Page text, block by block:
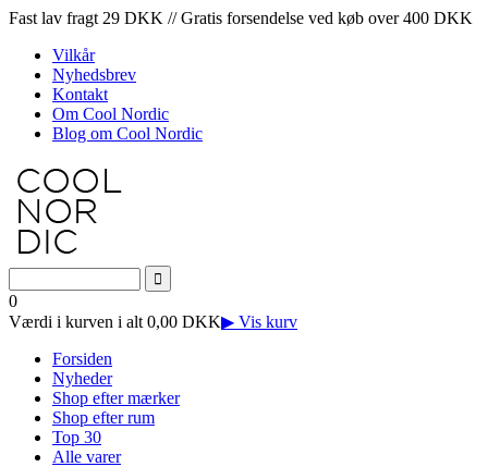
Fast lav fragt 29 DKK // Gratis forsendelse ved køb over 400 DKK
Vilkår
Nyhedsbrev
Kontakt
Om Cool Nordic
Blog om Cool Nordic
0
Værdi i kurven i alt 0,00 DKK▶ Vis kurv
Forsiden
Nyheder
Shop efter mærker
Shop efter rum
Top 30
Alle varer